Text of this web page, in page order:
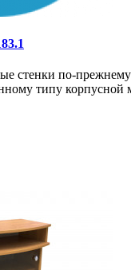
стенки по-прежнему
типу корпусной